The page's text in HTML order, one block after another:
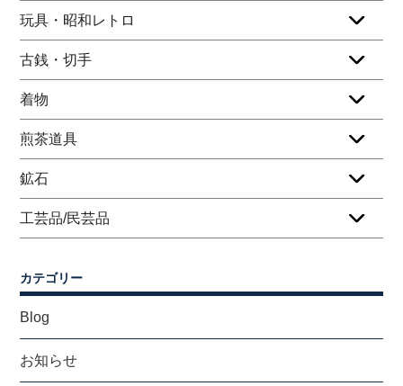
玩具・昭和レトロ
古銭・切手
着物
煎茶道具
鉱石
工芸品/民芸品
カテゴリー
Blog
お知らせ